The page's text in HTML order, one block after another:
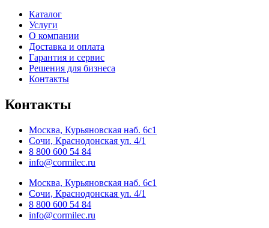
Каталог
Услуги
О компании
Доставка и оплата
Гарантия и сервис
Решения для бизнеса
Контакты
Контакты
Москва, Курьяновская наб. 6с1
Сочи, Краснодонская ул. 4/1
8 800 600 54 84
info@cormilec.ru
Москва, Курьяновская наб. 6с1
Сочи, Краснодонская ул. 4/1
8 800 600 54 84
info@cormilec.ru